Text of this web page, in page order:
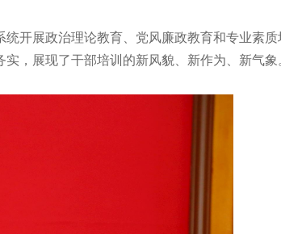
开展政治理论教育、党风廉政教育和专业素
，展现了干部培训的新风貌、新作为、新气象